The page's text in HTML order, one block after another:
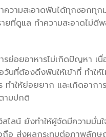
ความสะอาดฟันได้ทุกซอกทุ
ยที่ดูแล ทำความสะอาดไม่ดี
ย่อยอาหารไม่เกิดปัญหา เนื่
นที่ต้องดึงฟันให้เข้าที่ ทำให้
ทำให้ย่อยยาก และเกิดอาก
ามปกติ
ลน์ ยังทำให้ผู้จัดมีความมั่นใ
ถือ ส่งผลกระทบต่อภาพลัก